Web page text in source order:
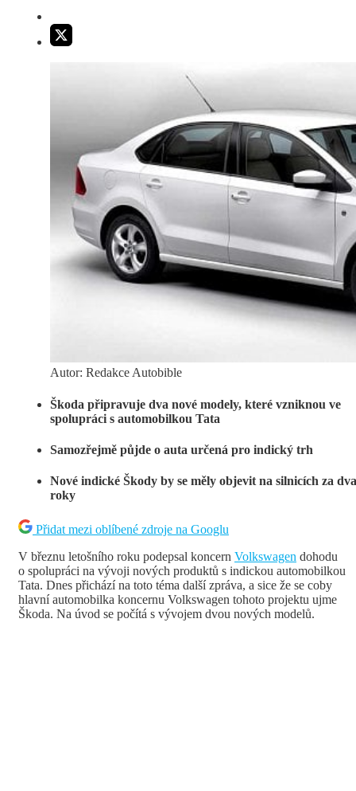
Autor: Redakce Autobible
Škoda připravuje dva nové modely, které vzniknou ve
spolupráci s automobilkou Tata
Samozřejmě půjde o auta určená pro indický trh
Nové indické Škody by se měly objevit na silnicích za dva
roky
Přidat mezi oblíbené zdroje na Googlu
V březnu letošního roku podepsal koncern Volkswagen dohodu
o spolupráci na vývoji nových produktů s indickou automobilkou
Tata. Dnes přichází na toto téma další zpráva, a sice že se coby
hlavní automobilka koncernu Volkswagen tohoto projektu ujme
Škoda. Na úvod se počítá s vývojem dvou nových modelů.